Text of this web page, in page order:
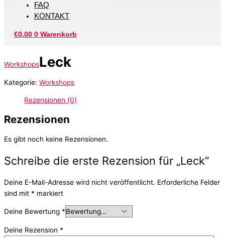
FAQ
KONTAKT
€0,00 0 Warenkorb
WorkshopsLeck
Kategorie: Workshops
Rezensionen (0)
Rezensionen
Es gibt noch keine Rezensionen.
Schreibe die erste Rezension für „Leck“
Deine E-Mail-Adresse wird nicht veröffentlicht. Erforderliche Felder
sind mit * markiert
Deine Bewertung *
Deine Rezension *